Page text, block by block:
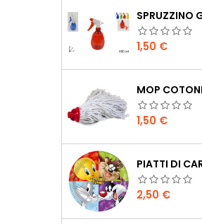
Prezzo
1,50 €
Prezzo
1,50 €
Prezzo
2,50 €